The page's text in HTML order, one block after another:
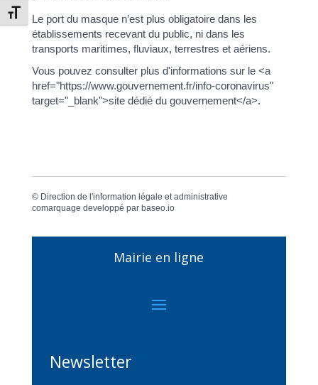
Changer la taille de la police
Le port du masque n’est plus obligatoire dans les
établissements recevant du public, ni dans les
transports maritimes, fluviaux, terrestres et aériens.
Vous pouvez consulter plus d'informations sur le <a
href="https://www.gouvernement.fr/info-coronavirus"
target="_blank">site dédié du gouvernement</a>.
© Direction de l'information légale et administrative
comarquage developpé par baseo.io
Mairie en ligne
Newsletter